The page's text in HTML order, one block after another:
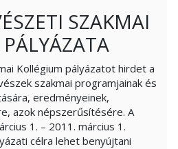
SZAKMAI
Kollégium pályázatot hirdet a
szakmai programjainak és
eredményeinek,
azok népszerűsítésére. A
1. – 2011. március 1.
célra lehet benyújtani